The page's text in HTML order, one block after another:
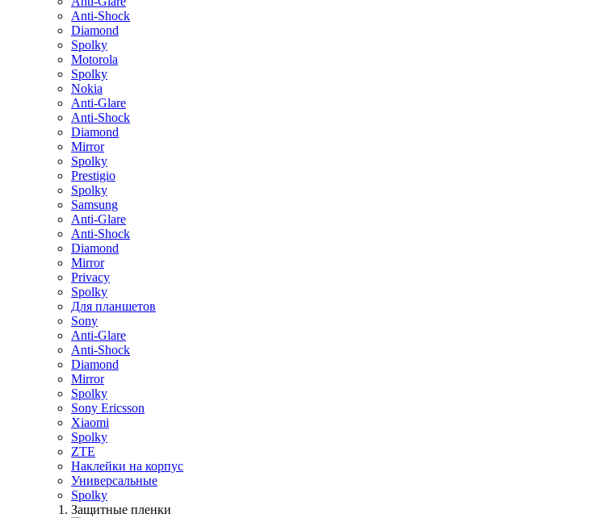
Anti-Shock
Diamond
Spolky
Motorola
Spolky
Nokia
Anti-Glare
Anti-Shock
Diamond
Mirror
Spolky
Prestigio
Spolky
Samsung
Anti-Glare
Anti-Shock
Diamond
Mirror
Privacy
Spolky
Для планшетов
Sony
Anti-Glare
Anti-Shock
Diamond
Mirror
Spolky
Sony Ericsson
Xiaomi
Spolky
ZTE
Наклейки на корпус
Универсальные
Spolky
Защитные пленки